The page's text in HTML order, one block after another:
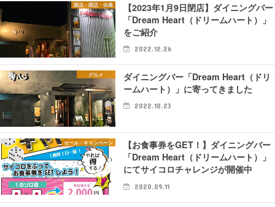
開店・閉店・休業
【2023年1月9日閉店】ダイニングバー
「Dream Heart（ドリームハート）」
をご紹介
2022.12.26
グルメ
ダイニングバー「Dream Heart（ドリ
ームハート）」に寄ってきました
2022.10.23
セール・キャンペーン
【お食事券をGET！】ダイニングバー
「Dream Heart（ドリームハート）」
にてサイコロチャレンジが開催中
2020.09.11